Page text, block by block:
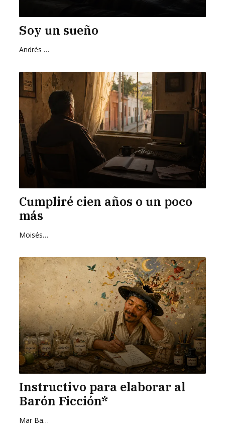
Soy un sueño
Andrés Zurita Zafra
Cumpliré cien años o un poco
más
Moisés Zurita Zafra
Instructivo para elaborar al
Barón Ficción*
Mar Barrientos